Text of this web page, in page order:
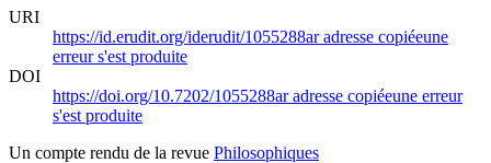
URI
https://id.erudit.org/iderudit/1055288aradresse copiéeune
erreur s'est produite
DOI
https://doi.org/10.7202/1055288aradresse copiéeune erreur
s'est produite
Un compte rendu de la revue Philosophiques